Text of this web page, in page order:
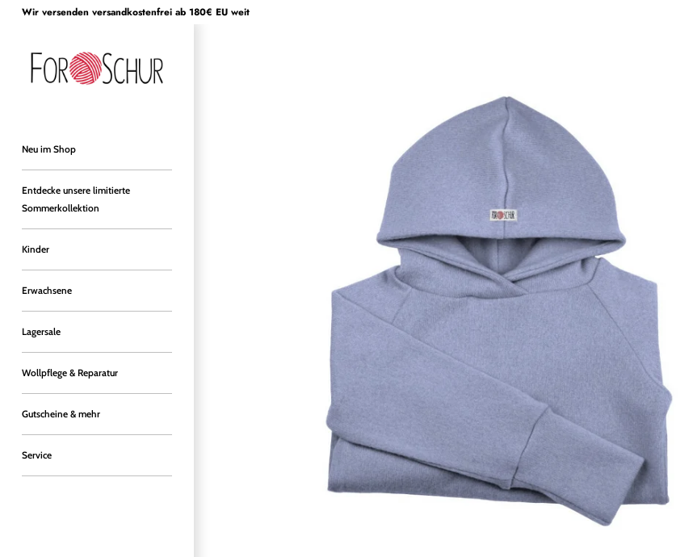
DirektWir versenden versandkostenfrei ab 180€ EU weit
Neu im Shop
Entdecke unsere limitierte
Sommerkollektion
Kinder
Erwachsene
Lagersale
Wollpflege & Reparatur
Gutscheine & mehr
Service